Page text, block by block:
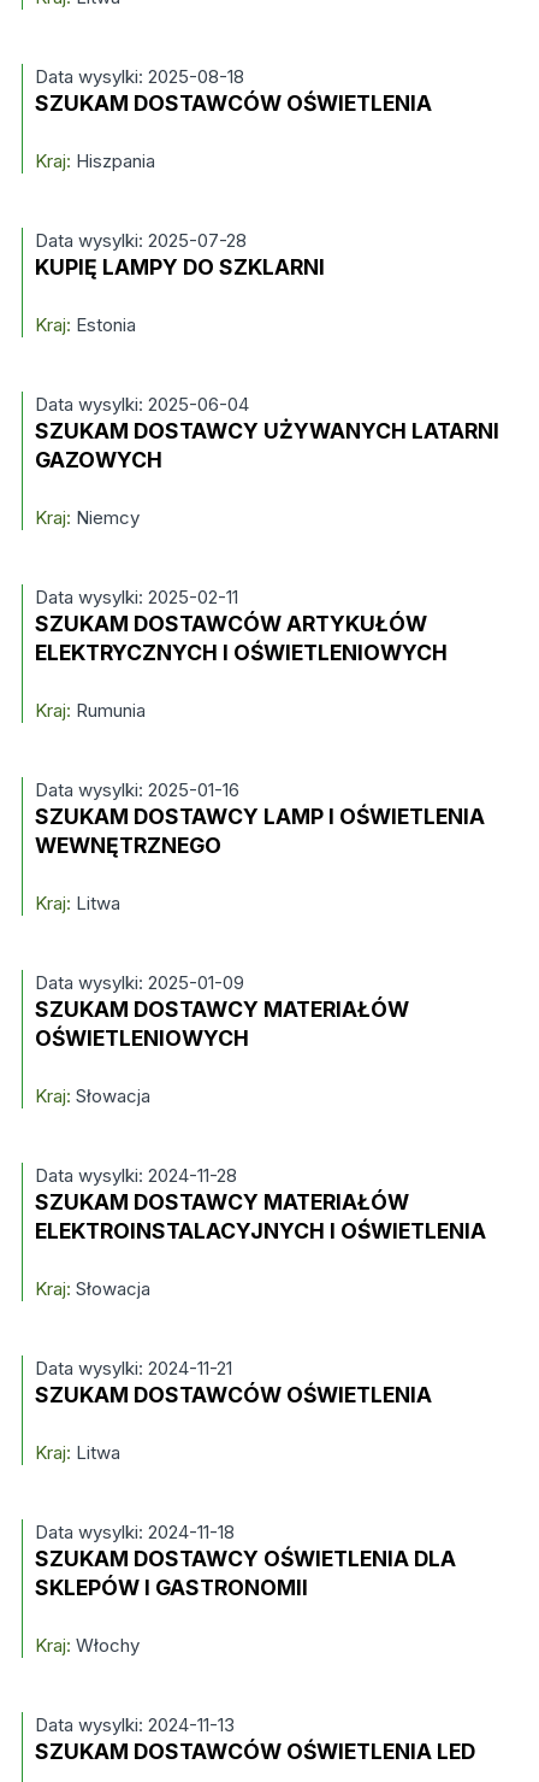
Data wysylki: 2025-08-18
SZUKAM DOSTAWCÓW OŚWIETLENIA
Kraj: Hiszpania
Data wysylki: 2025-07-28
KUPIĘ LAMPY DO SZKLARNI
Kraj: Estonia
Data wysylki: 2025-06-04
SZUKAM DOSTAWCY UŻYWANYCH LATARNI
GAZOWYCH
Kraj: Niemcy
Data wysylki: 2025-02-11
SZUKAM DOSTAWCÓW ARTYKUŁÓW
ELEKTRYCZNYCH I OŚWIETLENIOWYCH
Kraj: Rumunia
Data wysylki: 2025-01-16
SZUKAM DOSTAWCY LAMP I OŚWIETLENIA
WEWNĘTRZNEGO
Kraj: Litwa
Data wysylki: 2025-01-09
SZUKAM DOSTAWCY MATERIAŁÓW
OŚWIETLENIOWYCH
Kraj: Słowacja
Data wysylki: 2024-11-28
SZUKAM DOSTAWCY MATERIAŁÓW
ELEKTROINSTALACYJNYCH I OŚWIETLENIA
Kraj: Słowacja
Data wysylki: 2024-11-21
SZUKAM DOSTAWCÓW OŚWIETLENIA
Kraj: Litwa
Data wysylki: 2024-11-18
SZUKAM DOSTAWCY OŚWIETLENIA DLA
SKLEPÓW I GASTRONOMII
Kraj: Włochy
Data wysylki: 2024-11-13
SZUKAM DOSTAWCÓW OŚWIETLENIA LED